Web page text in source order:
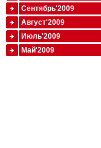
Сентябрь'2009
Август'2009
Июль'2009
Май'2009